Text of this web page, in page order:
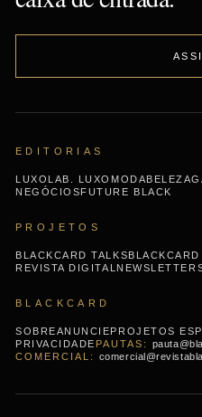
EDITORIAS
LUXO LAB. LUXO MODABELEZA
NEGÓCIOSFUTURE BLACK
PROJETOS
BLACKCARD TALKS
REVISTA DIGITAL
BLACKCARD
SOBREANUNCIEPROJETOS
PRIVACIDADE